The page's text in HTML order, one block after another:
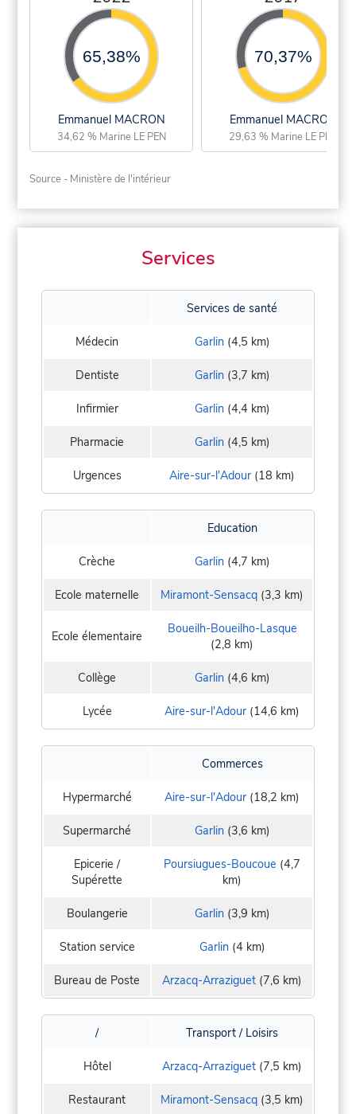
65,38%
Emmanuel MACRON
34,62 % Marine LE PEN
70,37%
Emmanuel MACRON
29,63 % Marine LE PEN
Source - Ministère de l'intérieur
Services
Services de santé
Médecin Garlin(4,5 km)
Dentiste Garlin(3,7 km)
Infirmier Garlin(4,4 km)
Pharmacie Garlin(4,5 km)
Urgences Aire-sur-l'Adour (18 km)
Education
Crèche Garlin(4,7 km)
Ecole maternelle Miramont-Sensacq (3,3 km)
Ecole élementaire
Boueilh-Boueilho-Lasque
(2,8 km)
Collège Garlin(4,6 km)
Lycée Aire-sur-l'Adour (14,6 km)
Commerces
Hypermarché Aire-sur-l'Adour (18,2 km)
Supermarché Garlin(3,6 km)
Epicerie /
Supérette
Poursiugues-Boucoue (4,7
km)
Boulangerie Garlin(3,9 km)
Station service Garlin(4 km)
Bureau de Poste Arzacq-Arraziguet (7,6 km)
/ Transport / Loisirs
Hôtel Arzacq-Arraziguet (7,5 km)
Restaurant Miramont-Sensacq (3,5 km)